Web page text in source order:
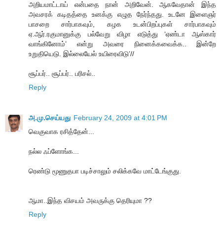
அறியமாட்டாய் என்பதை நான் அறிவேன். ஆகவேதான் இந்த
அவசரக் கடிதத்தை உனக்கு எழுத நேர்ந்தது. உடனே இளைஞர்
பாசறை சார்பாகவும், கழக உடன்பிறப்புகள் சார்பாகவும்
ஏ.ஆர்.ரகுமானுக்கு பல்வேறு விழா எடுத்து ‘ஏண்டா ஆஸ்கார்
வாங்கினோம்’ என்று அவரை நினைக்கவைக்க.. இன்றே
உறுதியெடு. இல்லையேல் உயிரைவிடு’//
சூப்பர்.. சூப்பர்.. பரிசல்..
Reply
அ.மு.செய்யது February 24, 2009 at 4:01 PM
வெகுவாக ரசித்தேன்...
நல்ல ஃப்ளோங்க...
ரெண்டு மூணுதபா படிச்சாலும் சலிக்கவே மாட்டேங்குது.
ஆமா..இந்த விசயம் அவருக்கு தெரியுமா ??
Reply